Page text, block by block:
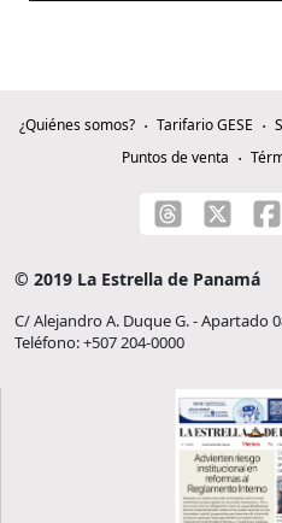
¿Quiénes somos? Tarifario GESE
Puntos de venta
© 2019 La Estrella de Panamá
C/ Alejandro A. Duque G. - Apartado
Teléfono: +507 204-0000